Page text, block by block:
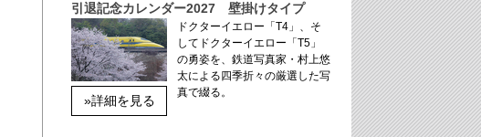
引退記念カレンダー2027 壁掛けタイプ
»詳細を見る
ドクターイエロー「T4」、そ
してドクターイエロー「T5」
の勇姿を、鉄道写真家・村上悠
太による四季折々の厳選した写
真で綴る。